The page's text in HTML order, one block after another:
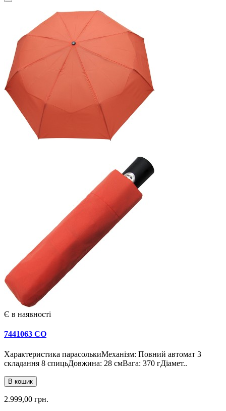
Є в наявності
7441063 CO
Характеристика парасолькиМеханізм: Повний автомат 3
складання 8 спицьДовжина: 28 смВага: 370 гДіамет..
В кошик
2.999,00 грн.